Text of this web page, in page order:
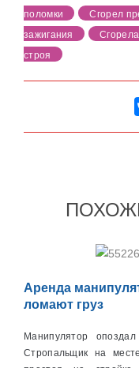
поломки
Сгорел
зажигания
строя
Аренда
ломают груз
Манипулятор
Стропальщик на